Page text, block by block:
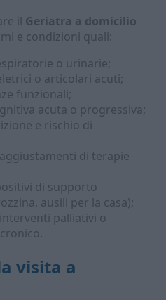
il Geriatra a domicilio
e condizioni quali:
o urinarie;
o articolari acuti;
funzionali;
acuta o progressiva;
e rischio di
di terapie
di supporto
ausili per la casa);
palliativi o
visita a